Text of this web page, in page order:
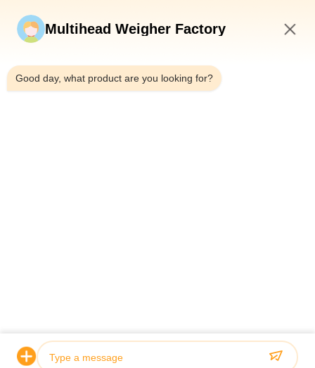
Kebijakan PrivasiCina Kualitas Baik timbangan multihead Pemasok. Hak
cipta © 2020-2026 GUANGDONG TOUPACK INTELLIGENT EQUIPMENT
CO., LTD . Seluruh hak cipta.
Multihead Weigher Factory
Good day, what product are you looking for?